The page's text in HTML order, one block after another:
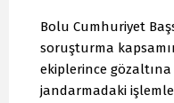
Bolu Cumhuriyet
soruşturma
ekiplerince gözaltına
jandarmadaki